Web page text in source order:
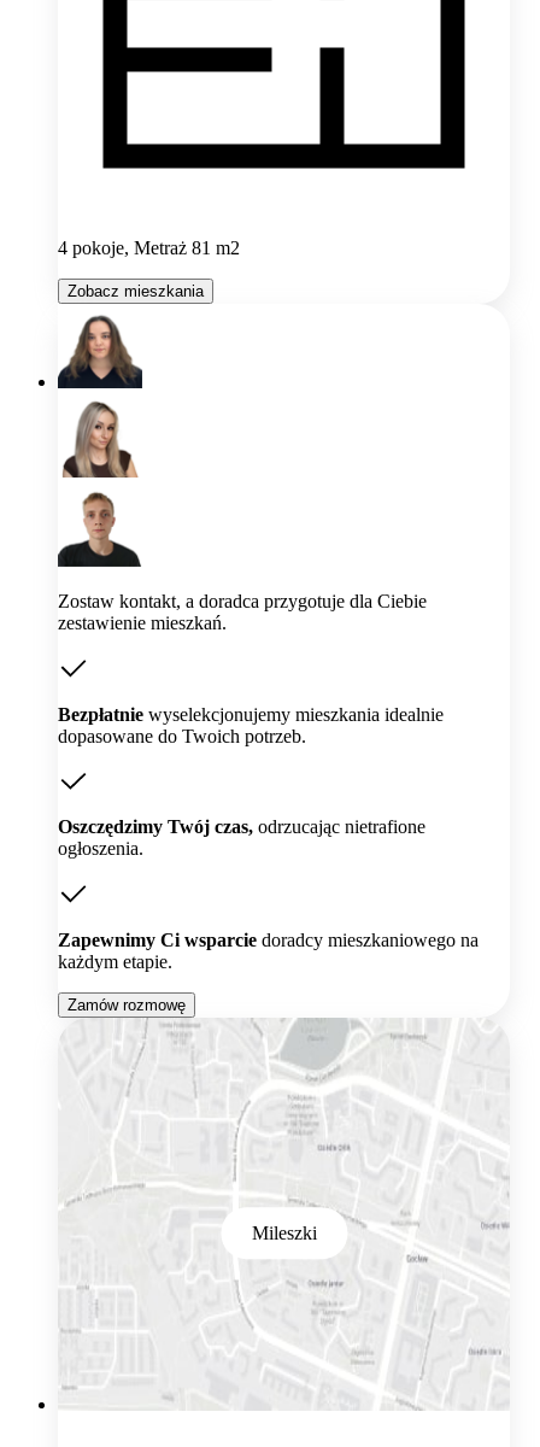
4 pokoje, Metraż 81 m2
Zobacz mieszkania
Zostaw kontakt, a doradca przygotuje dla Ciebie
zestawienie mieszkań.
Bezpłatnie wyselekcjonujemy mieszkania idealnie
dopasowane do Twoich potrzeb.
Oszczędzimy Twój czas, odrzucając nietrafione
ogłoszenia.
Zapewnimy Ci wsparcie doradcy mieszkaniowego na
każdym etapie.
Zamów rozmowę
Mileszki